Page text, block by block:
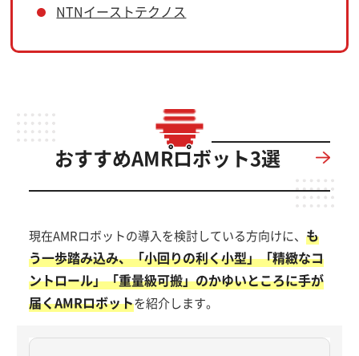
NTNイーストテクノス
おすすめAMRロボット3選
現在AMRロボットの導入を検討している方向けに、も
う一歩踏み込み、「小回りの利く小型」「精緻なコ
ントロール」「重量級可搬」のかゆいところに手が
届くAMRロボットを紹介します。